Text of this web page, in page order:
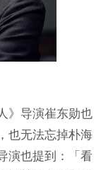
》导演崔东勋也
也无法忘掉朴海
演也提到：「看